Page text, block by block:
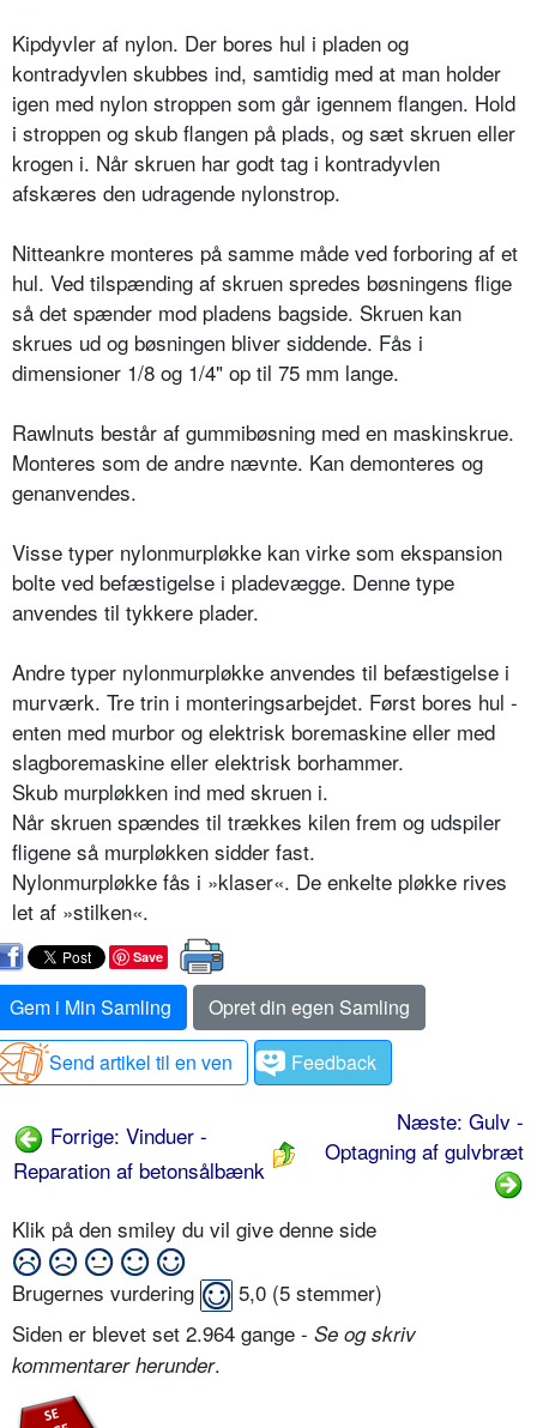
Kipdyvler af nylon. Der bores hul i pladen og
kontradyvlen skubbes ind, samtidig med at man holder
igen med nylon stroppen som går igennem flangen. Hold
i stroppen og skub flangen på plads, og sæt skruen eller
krogen i. Når skruen har godt tag i kontradyvlen
afskæres den udragende nylonstrop.
Nitteankre monteres på samme måde ved forboring af et
hul. Ved tilspænding af skruen spredes bøsningens flige
så det spænder mod pladens bagside. Skruen kan
skrues ud og bøsningen bliver siddende. Fås i
dimensioner 1/8 og 1/4" op til 75 mm lange.
Rawlnuts består af gummibøsning med en maskinskrue.
Monteres som de andre nævnte. Kan demonteres og
genanvendes.
Visse typer nylonmurpløkke kan virke som ekspansion
bolte ved befæstigelse i pladevægge. Denne type
anvendes til tykkere plader.
Andre typer nylonmurpløkke anvendes til befæstigelse i
murværk. Tre trin i monteringsarbejdet. Først bores hul -
enten med murbor og elektrisk boremaskine eller med
slagboremaskine eller elektrisk borhammer.
Skub murpløkken ind med skruen i.
Når skruen spændes til trækkes kilen frem og udspiler
fligene så murpløkken sidder fast.
Nylonmurpløkke fås i »klaser«. De enkelte pløkke rives
let af »stilken«.
Save
Gem i Min Samling
Opret din egen Samling
Send artikel til en ven
Feedback
Forrige: Vinduer -
Reparation af betonsålbænk
Næste: Gulv -
Optagning af gulvbræt
Klik på den smiley du vil give denne side
Brugernes vurdering 5,0 (5 stemmer)
Siden er blevet set 2.964 gange - Se og skriv
kommentarer herunder.